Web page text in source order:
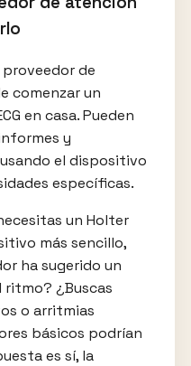
de
comenzar un
en casa. Pueden
y
el dispositivo
específicas.
un Holter
más sencillo,
ha sugerido un
¿Buscas
o arritmias
básicos podrían
es sí, la